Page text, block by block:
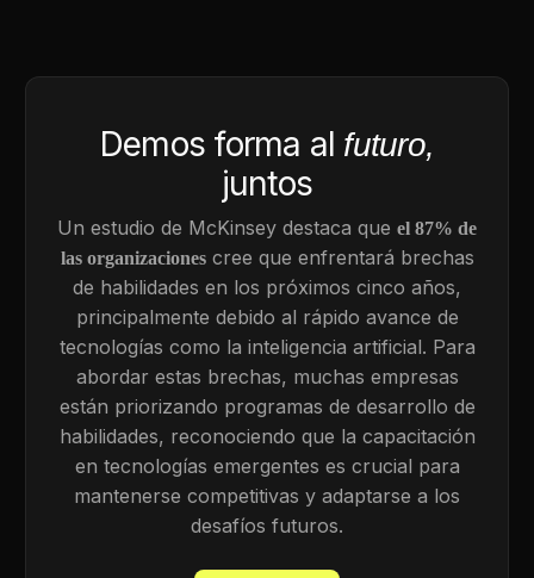
Demos forma al futuro,
juntos
Un estudio de McKinsey destaca que el 87% de
las organizacionescree que enfrentará brechas
de habilidades en los próximos cinco años,
principalmente debido al rápido avance de
tecnologías como la inteligencia artificial. Para
abordar estas brechas, muchas empresas
están priorizando programas de desarrollo de
habilidades, reconociendo que la capacitación
en tecnologías emergentes es crucial para
mantenerse competitivas y adaptarse a los
desafíos futuros.